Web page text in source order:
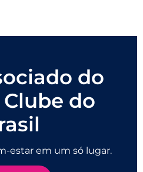
do
do
estar em um só lugar.